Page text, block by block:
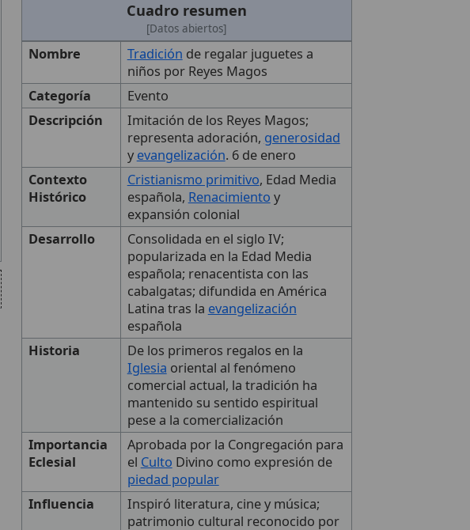
Cuadro resumen
[Datos abiertos]
Nombre Tradición de regalar juguetes a
niños por Reyes Magos
Categoría
Evento
Descripción
Imitación de los Reyes Magos;
representa adoración, generosidad
y evangelización. 6 de enero
Contexto
Histórico
Cristianismo primitivo, Edad Media
española, Renacimiento y
expansión colonial
Desarrollo
Consolidada en el siglo IV;
popularizada en la Edad Media
española; renacentista con las
cabalgatas; difundida en América
Latina tras la evangelización
española
Historia
De los primeros regalos en la
Iglesia oriental al fenómeno
comercial actual, la tradición ha
mantenido su sentido espiritual
pese a la comercialización
Importancia
Eclesial
Aprobada por la Congregación para
el Culto Divino como expresión de
piedad popular
Influencia
Inspiró literatura, cine y música;
patrimonio cultural reconocido por